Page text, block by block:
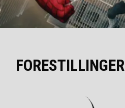
FORESTILLINGER